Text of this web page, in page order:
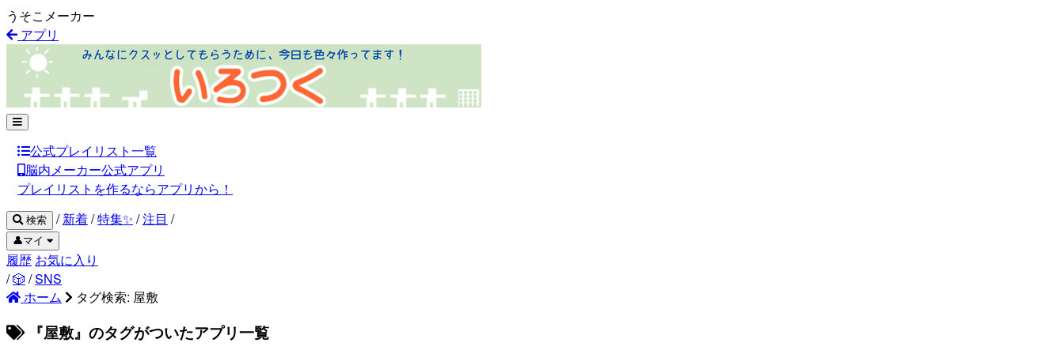
うそこメーカー
アプリ
公式プレイリスト一覧
脳内メーカー公式アプリ
プレイリストを作るならアプリから！
検索 / 新着/特集✨ /注目 /
👤マイ
履歴 お気に入り
/🎲 /SNS
ホーム
タグ検索: 屋敷
『屋敷』のタグがついたアプリ一覧